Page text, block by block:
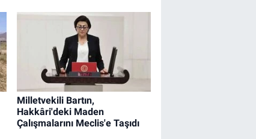
Milletvekili Bartın,
Hakkâri'deki Maden
Çalışmalarını Meclis'e Taşıdı